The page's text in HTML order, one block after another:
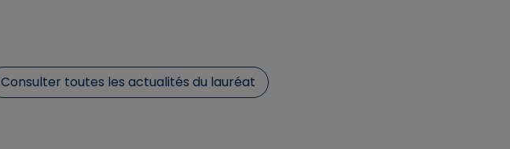
Consulter toutes les actualités du lauréat